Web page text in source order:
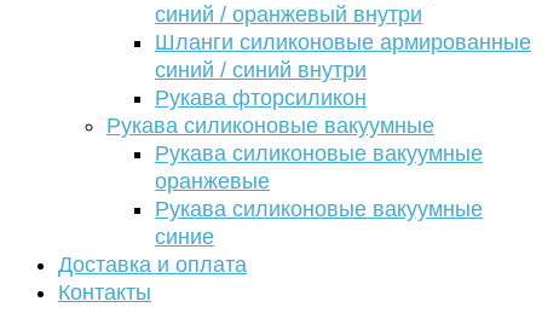
синий / оранжевый внутри
Шланги силиконовые армированные
синий / синий внутри
Рукава фторсиликон
Рукава силиконовые вакуумные
Рукава силиконовые вакуумные
оранжевые
Рукава силиконовые вакуумные
синие
Доставка и оплата
Контакты